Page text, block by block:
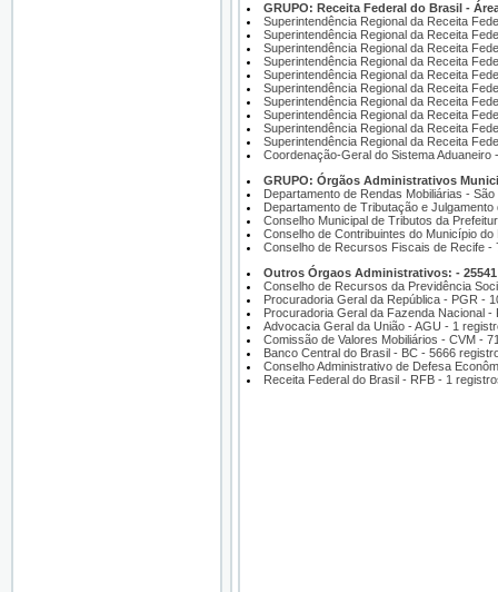
GRUPO: Receita Federal do Brasil -
Superintendência Regional da Receita
Superintendência Regional da Receita
Superintendência Regional da Receita
Superintendência Regional da Receita
Superintendência Regional da Receita
Superintendência Regional da Receita
Superintendência Regional da Receita
Superintendência Regional da Receita
Superintendência Regional da Receita
Superintendência Regional da Receita
Coordenação-Geral do Sistema Aduaneiro
GRUPO: Órgãos Administrativos
Departamento de Rendas Mobiliárias -
Departamento de Tributação e
Conselho Municipal de Tributos da
Conselho de Contribuintes do Município
Conselho de Recursos Fiscais de Recife -
Outros Órgaos Administrativos: -
Conselho de Recursos da Previdência
Procuradoria Geral da República - PGR -
Procuradoria Geral da Fazenda Nacional
Advocacia Geral da União - AGU - 1
Comissão de Valores Mobiliários - CVM -
Banco Central do Brasil - BC - 5666
Conselho Administrativo de Defesa
Receita Federal do Brasil - RFB - 1